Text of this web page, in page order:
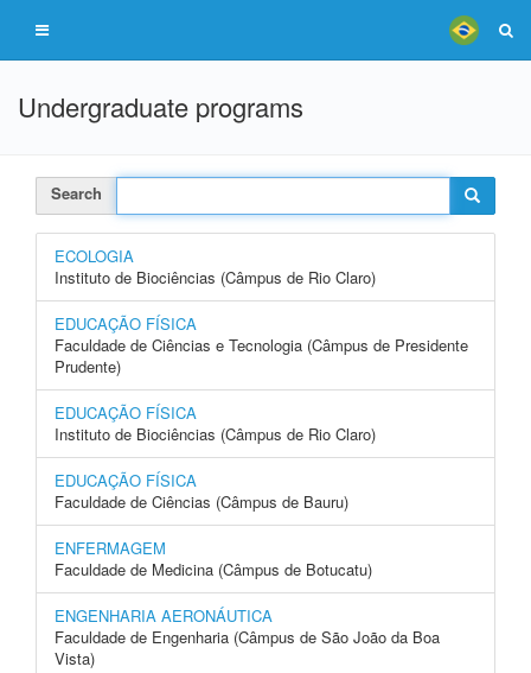
Undergraduate programs
Search
ECOLOGIA
Instituto de Biociências (Câmpus de Rio Claro)
EDUCAÇÃO FÍSICA
Faculdade de Ciências e Tecnologia (Câmpus de Presidente
Prudente)
EDUCAÇÃO FÍSICA
Instituto de Biociências (Câmpus de Rio Claro)
EDUCAÇÃO FÍSICA
Faculdade de Ciências (Câmpus de Bauru)
ENFERMAGEM
Faculdade de Medicina (Câmpus de Botucatu)
ENGENHARIA AERONÁUTICA
Faculdade de Engenharia (Câmpus de São João da Boa
Vista)